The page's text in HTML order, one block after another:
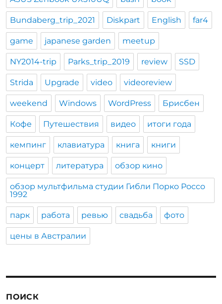
Bundaberg_trip_2021 Diskpart English far4
game japanese garden meetup
NY2014-trip Parks_trip_2019 review SSD
Strida Upgrade video videoreview
weekend Windows WordPress Брисбен
Кофе Путешествия видео итоги года
кемпинг клавиатура книга книги
концерт литература обзор кино
обзор мультфильма студии Гибли Порко Россо
1992
парк работа ревью свадьба фото
цены в Австралии
ПОИСК